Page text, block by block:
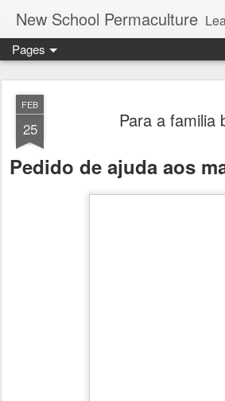
New School Permaculture Learn Permaculture
Pages
FEB
25 Para a familia
Pedido de ajuda aos